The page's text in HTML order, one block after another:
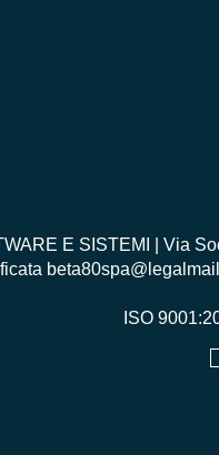
E SISTEMI | Via
ISO